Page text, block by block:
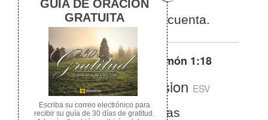
debe algo, cárgalo a mi cuenta.
Otras traducciones de Filemón 1:18
English Standard Version ESV
Philemon 1:18 If he has